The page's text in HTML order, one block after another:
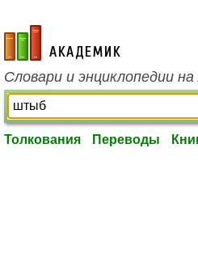
academic.ru
Словари и энциклопедии
Толкования Переводы